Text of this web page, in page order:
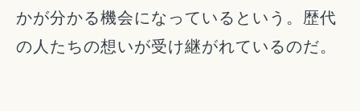
かが分かる機会になっているという。歴代
の人たちの想いが受け継がれているのだ。